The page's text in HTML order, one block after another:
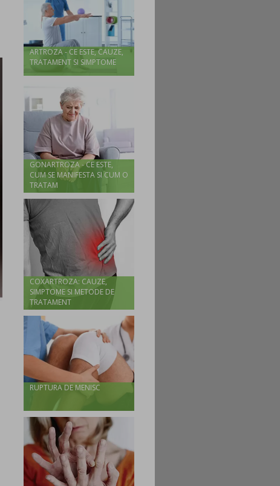
ARTROZA - CE ESTE, CAUZE,
TRATAMENT SI SIMPTOME
GONARTROZA - CE ESTE,
CUM SE MANIFESTA SI CUM O
TRATAM
COXARTROZA: CAUZE,
SIMPTOME SI METODE DE
TRATAMENT
RUPTURA DE MENISC